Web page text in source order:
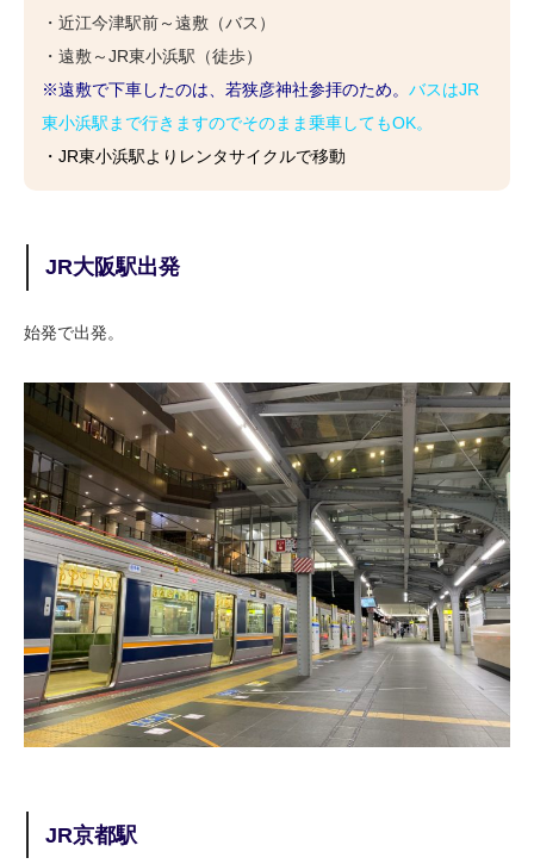
・近江今津駅前～遠敷（バス）
・遠敷～JR東小浜駅（徒歩）
※遠敷で下車したのは、若狭彦神社参拝のため。 バスはJR
東小浜駅まで行きますのでそのまま乗車してもOK。
・JR東小浜駅よりレンタサイクルで移動
JR大阪駅出発
始発で出発。
JR京都駅